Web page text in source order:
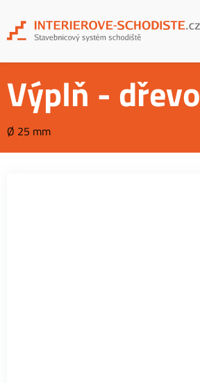
Výplň - dřevo
Ø 25 mm